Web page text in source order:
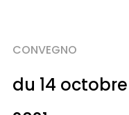
CONVEGNO
du 14